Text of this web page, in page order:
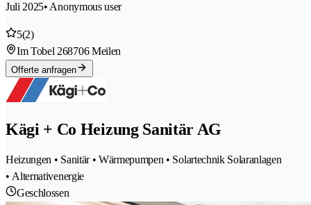
Juli 2025• Anonymous user
5(2)
Im Tobel 268706 Meilen
Offerte anfragen
Kägi + Co Heizung Sanitär AG
Heizungen • Sanitär • Wärmepumpen • Solartechnik Solaranlagen
• Alternativenergie
Geschlossen